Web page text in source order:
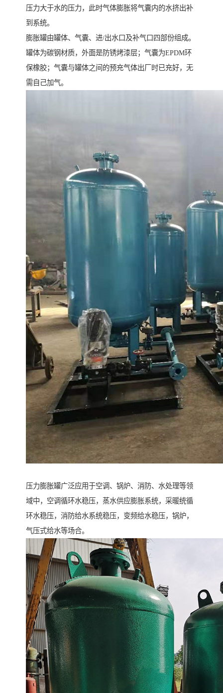
压力大于水的压力，此时气体膨胀将气囊内的水挤出补
到系统。
膨胀罐由罐体、气囊、进/出水口及补气口四部份组成。
罐体为碳钢材质，外面是防锈烤漆层；气囊为EPDM环
保橡胶；气囊与罐体之间的预充气体出厂时已充好，无
需自己加气。
压力膨胀罐广泛应用于空调、锅炉、消防、水处理等领
域中，空调循环水稳压，蒸水供应膨胀系统，采暖统循
环水稳压，消防给水系统稳压，变频给水稳压，锅炉，
气压式给水等场合。